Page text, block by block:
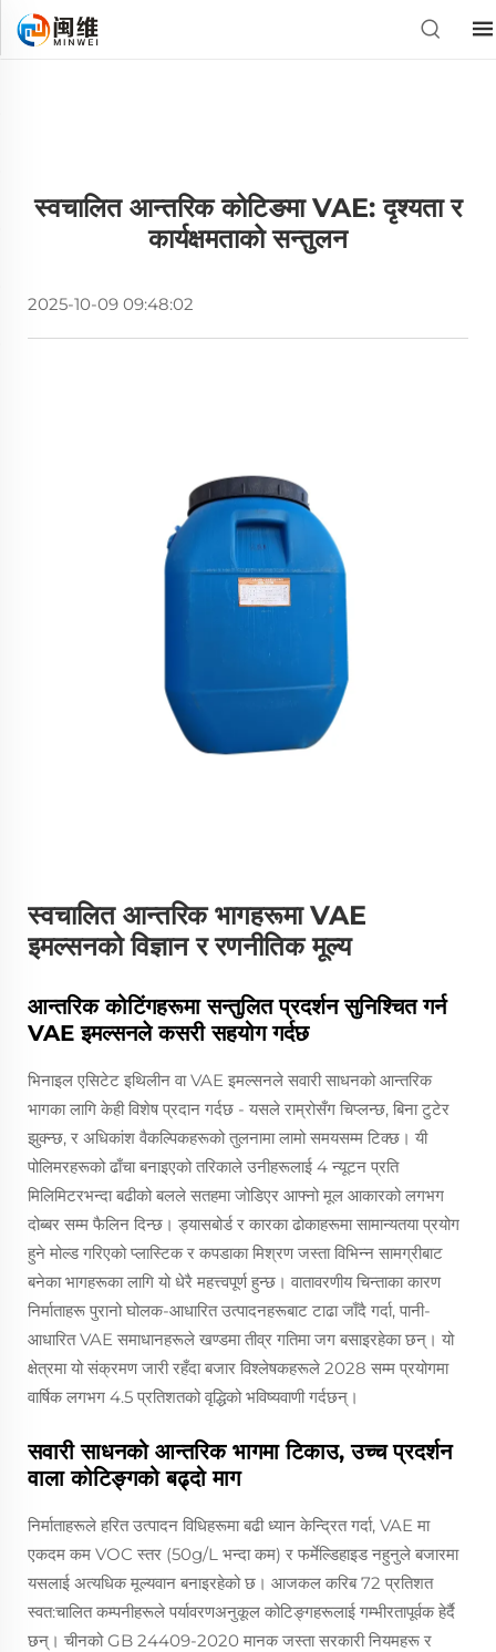
स्वचालित आन्तरिक कोटिङमा VAE: दृश्यता र
कार्यक्षमताको सन्तुलन
2025-10-09 09:48:02
स्वचालित आन्तरिक भागहरूमा VAE
इमल्सनको विज्ञान र रणनीतिक मूल्य
आन्तरिक कोटिंगहरूमा सन्तुलित प्रदर्शन सुनिश्चित गर्न
VAE इमल्सनले कसरी सहयोग गर्दछ
भिनाइल एसिटेट इथिलीन वा VAE इमल्सनले सवारी साधनको आन्तरिक
भागका लागि केही विशेष प्रदान गर्दछ - यसले राम्रोसँग चिप्लन्छ, बिना टुटेर
झुक्न्छ, र अधिकांश वैकल्पिकहरूको तुलनामा लामो समयसम्म टिक्छ। यी
पोलिमरहरूको ढाँचा बनाइएको तरिकाले उनीहरूलाई 4 न्यूटन प्रति
मिलिमिटरभन्दा बढीको बलले सतहमा जोडिएर आफ्नो मूल आकारको लगभग
दोब्बर सम्म फैलिन दिन्छ। ड्यासबोर्ड र कारका ढोकाहरूमा सामान्यतया प्रयोग
हुने मोल्ड गरिएको प्लास्टिक र कपडाका मिश्रण जस्ता विभिन्न सामग्रीबाट
बनेका भागहरूका लागि यो धेरै महत्त्वपूर्ण हुन्छ। वातावरणीय चिन्ताका कारण
निर्माताहरू पुरानो घोलक-आधारित उत्पादनहरूबाट टाढा जाँदै गर्दा, पानी-
आधारित VAE समाधानहरूले खण्डमा तीव्र गतिमा जग बसाइरहेका छन्। यो
क्षेत्रमा यो संक्रमण जारी रहँदा बजार विश्लेषकहरूले 2028 सम्म प्रयोगमा
वार्षिक लगभग 4.5 प्रतिशतको वृद्धिको भविष्यवाणी गर्दछन्।
सवारी साधनको आन्तरिक भागमा टिकाउ, उच्च प्रदर्शन
वाला कोटिङ्गको बढ्दो माग
निर्माताहरूले हरित उत्पादन विधिहरूमा बढी ध्यान केन्द्रित गर्दा, VAE मा
एकदम कम VOC स्तर (50g/L भन्दा कम) र फर्मेल्डिहाइड नहुनुले बजारमा
यसलाई अत्यधिक मूल्यवान बनाइरहेको छ। आजकल करिब 72 प्रतिशत
स्वत:चालित कम्पनीहरूले पर्यावरणअनुकूल कोटिङ्गहरूलाई गम्भीरतापूर्वक हेर्दै
छन्। चीनको GB 24409-2020 मानक जस्ता सरकारी नियमहरू र